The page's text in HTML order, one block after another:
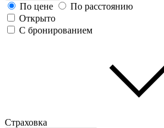
По цене
По расстоянию
Открыто
С бронированием
Страховка